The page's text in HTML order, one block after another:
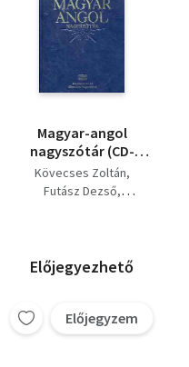
Magyar-angol
nagyszótár (CD-
Rommal)
Kövecses Zoltán
Futász Dezső
Előjegyezhető
Előjegyzem